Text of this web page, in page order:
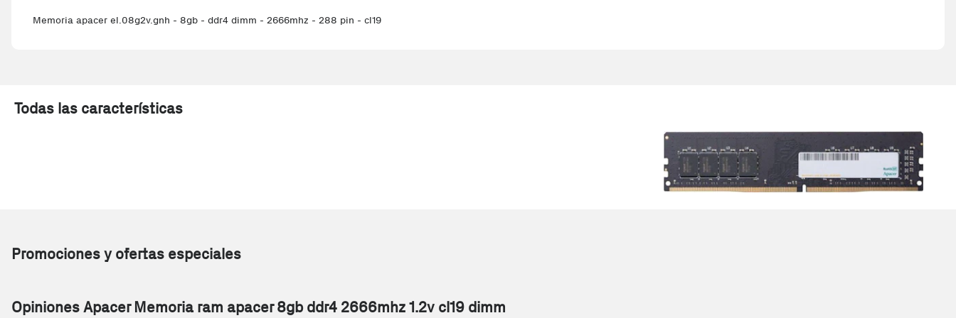
Memoria apacer el.08g2v.gnh - 8gb - ddr4 dimm - 2666mhz - 288 pin - cl19
Todas las características
Promociones y ofertas especiales
Opiniones Apacer Memoria ram apacer 8gb ddr4 2666mhz 1.2v cl19 dimm